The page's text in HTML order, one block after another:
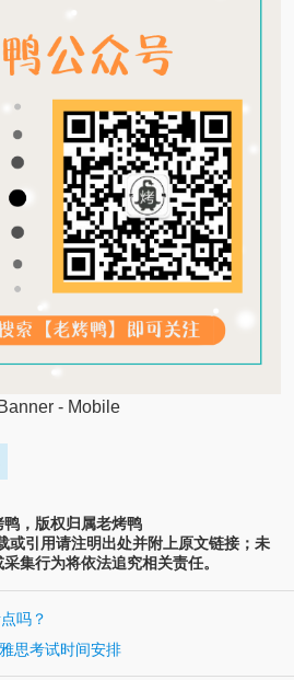
，版权归属老烤鸭
或引用请注明出处并附上原文链接；未
集行为将依法追究相关责任。
吗？
思考试时间安排